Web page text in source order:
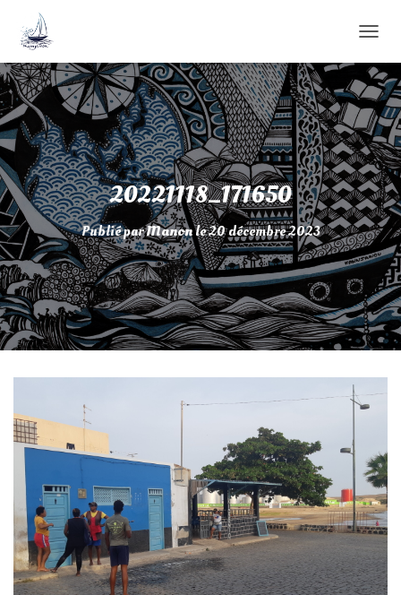
É
P
L
I
E
R
L
A
N
A
V
I
G
T
I
O
N
20221118_171650
Publié parManonle20 décembre 2023